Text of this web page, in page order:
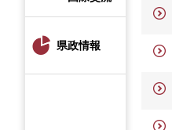
県政情報